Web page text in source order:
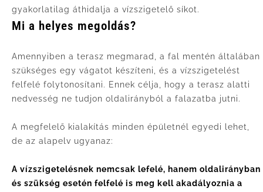
gyakorlatilag áthidalja a vízszigetelő síkot.
Mi a helyes megoldás?
Amennyiben a terasz megmarad, a fal mentén általában
szükséges egy vágatot készíteni, és a vízszigetelést
felfelé folytonosítani. Ennek célja, hogy a terasz alatti
nedvesség ne tudjon oldalirányból a falazatba jutni.
A megfelelő kialakítás minden épületnél egyedi lehet,
de az alapelv ugyanaz:
A vízszigetelésnek nemcsak lefelé, hanem oldalirányban
és szükség esetén felfelé is meg kell akadályoznia a